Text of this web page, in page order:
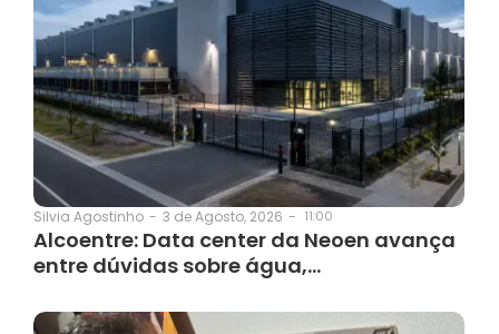
Silvia Agostinho - 3 de Agosto, 2026 - 11:00
Alcoentre: Data center da Neoen avança
entre dúvidas sobre água,…